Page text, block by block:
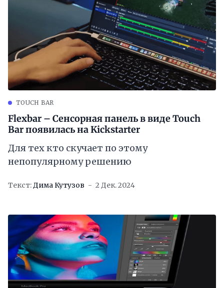
TOUCH BAR
Flexbar – Сенсорная панель в виде Touch
Bar появилась на Kickstarter
Для тех кто скучает по этому
непопулярному решению
Текст:Дима Кутузов 2 Дек. 2024